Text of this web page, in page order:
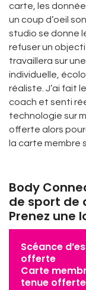
carte, les
un coup d’oeil
studio se donne
refuser un
travaillera sur
individuelle,
réaliste. J’ai fait
coach et senti
technologie sur
offerte alors
la carte membre
Body
de sport de
Prenez une
Scéance
offerte
Carte
tenue offerte